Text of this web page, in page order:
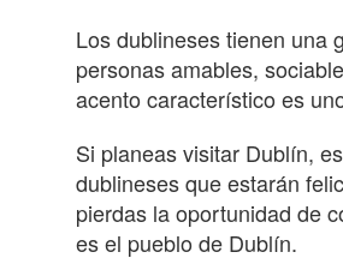
Los dublineses tienen una
personas amables,
acento característico es
Si planeas visitar Dublín,
dublineses que estarán
pierdas la oportunidad de
es el pueblo de Dublín.